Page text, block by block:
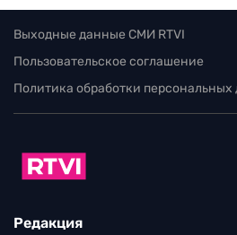
Выходные данные СМИ RTVI
Пользовательское соглашение
Политика обработки персональных
Редакция